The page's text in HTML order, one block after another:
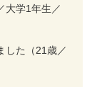
大学1年生／
した（21歳／